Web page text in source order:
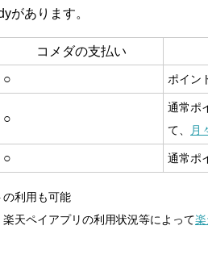
があります。
コメダの支払い
○ ポイン
○
通常ポ
て、
月
○ 通常ポ
利用も可能
天ペイアプリの利用状況等によって